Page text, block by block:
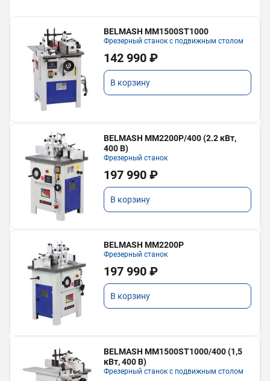
BELMASH MM1500ST1000
Фрезерный станок с подвижным столом
142 990 ₽
В корзину
BELMASH MM2200P/400 (2.2 кВт,
400 В)
Фрезерный станок
197 990 ₽
В корзину
BELMASH MM2200P
Фрезерный станок
197 990 ₽
В корзину
BELMASH MM1500ST1000/400 (1,5
кВт, 400 В)
Фрезерный станок с подвижным столом